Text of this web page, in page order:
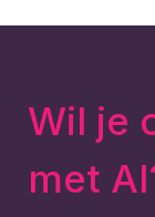
Wil je
met